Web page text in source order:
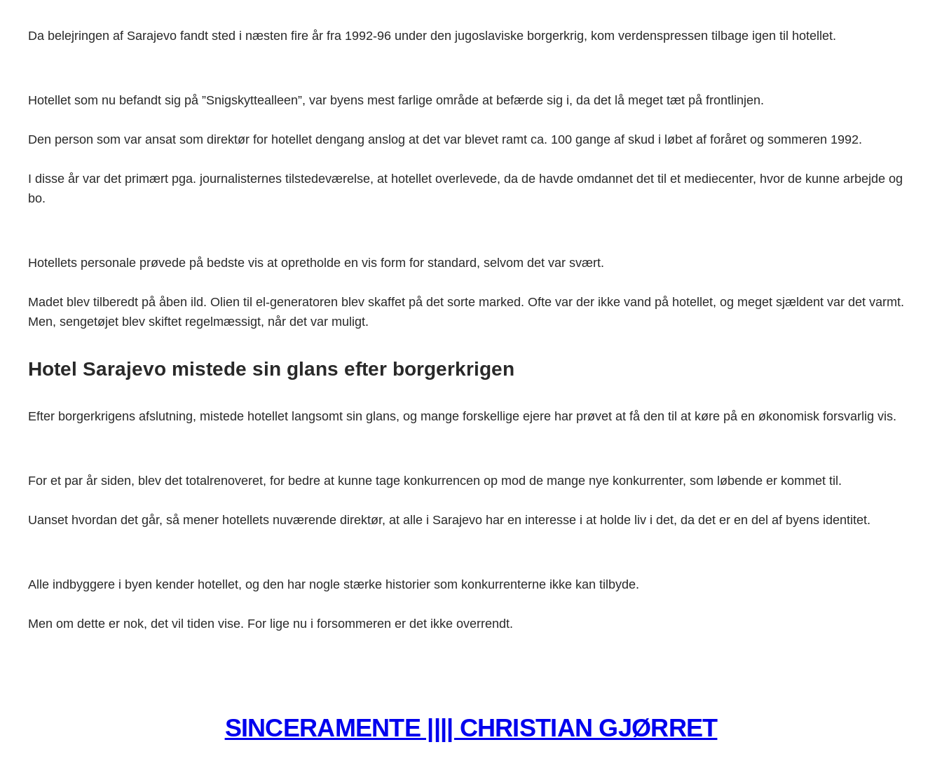
Da belejringen af Sarajevo fandt sted i næsten fire år fra 1992-96 under den jugoslaviske borgerkrig, kom verdenspressen tilbage igen til hotellet.
Hotellet som nu befandt sig på ”Snigskyttealleen”, var byens mest farlige område at befærde sig i, da det lå meget tæt på frontlinjen.
Den person som var ansat som direktør for hotellet dengang anslog at det var blevet ramt ca. 100 gange af skud i løbet af foråret og sommeren 1992.
I disse år var det primært pga. journalisternes tilstedeværelse, at hotellet overlevede, da de havde omdannet det til et mediecenter, hvor de kunne arbejde og
bo.
Hotellets personale prøvede på bedste vis at opretholde en vis form for standard, selvom det var svært.
Madet blev tilberedt på åben ild. Olien til el-generatoren blev skaffet på det sorte marked. Ofte var der ikke vand på hotellet, og meget sjældent var det varmt.
Men, sengetøjet blev skiftet regelmæssigt, når det var muligt.
Hotel Sarajevo mistede sin glans efter borgerkrigen
Efter borgerkrigens afslutning, mistede hotellet langsomt sin glans, og mange forskellige ejere har prøvet at få den til at køre på en økonomisk forsvarlig vis.
For et par år siden, blev det totalrenoveret, for bedre at kunne tage konkurrencen op mod de mange nye konkurrenter, som løbende er kommet til.
Uanset hvordan det går, så mener hotellets nuværende direktør, at alle i Sarajevo har en interesse i at holde liv i det, da det er en del af byens identitet.
Alle indbyggere i byen kender hotellet, og den har nogle stærke historier som konkurrenterne ikke kan tilbyde.
Men om dette er nok, det vil tiden vise. For lige nu i forsommeren er det ikke overrendt.
SINCERAMENTE |||| CHRISTIAN GJØRRET